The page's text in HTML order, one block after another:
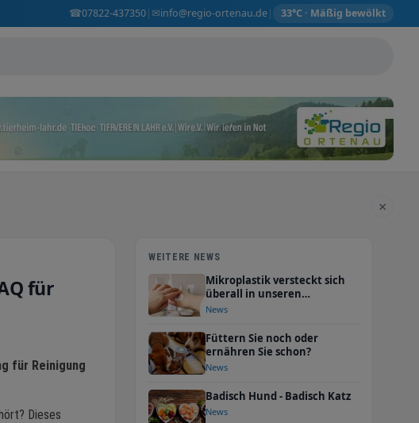
☎07822-437350| ✉info@regio-ortenau.de| 33°C · Mäßig bewölkt
×
für
für Reinigung
Dieses
WEITERE NEWS
Mikroplastik versteckt sich
überall in unseren
Badezimmern… und in
News
Füttern Sie noch oder
ernähren Sie schon?
News
Badisch Hund - Badisch Katz
News